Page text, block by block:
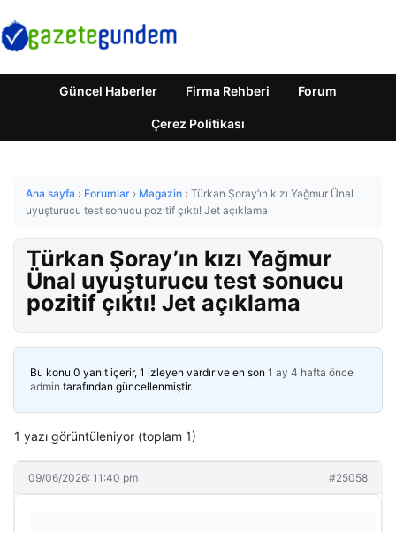
Güncel Haberler Firma Rehberi Forum
Çerez Politikası
Ana sayfa › Forumlar › Magazin › Türkan Şoray’ın kızı Yağmur Ünal
uyuşturucu test sonucu pozitif çıktı! Jet açıklama
Türkan Şoray’ın kızı Yağmur
Ünal uyuşturucu test sonucu
pozitif çıktı! Jet açıklama
Bu konu 0 yanıt içerir, 1 izleyen vardır ve en son 1 ay 4 hafta önce
admin tarafından güncellenmiştir.
1 yazı görüntüleniyor (toplam 1)
09/06/2026: 11:40 pm #25058